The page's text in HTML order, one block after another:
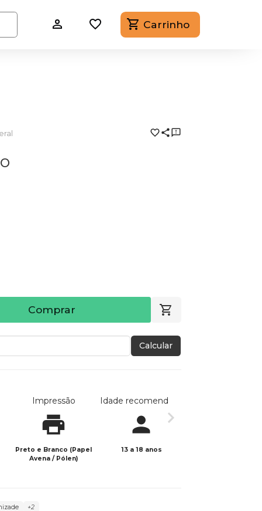
Carrinho
Comprar
Calcular
Impressão
Preto e Branco (Papel
Avena / Pólen)
Idade recomendada
13 a 18 anos
+2